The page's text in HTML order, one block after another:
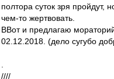
полтора суток зря пройдут,
чем-то жертвовать.
ВВот и предлагаю
02.12.2018. (дело сугубо
////